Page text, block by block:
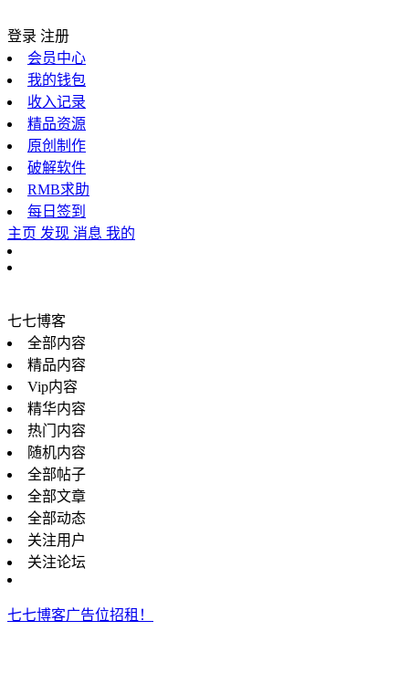
登录 注册
会员中心
我的钱包
收入记录
精品资源
原创制作
破解软件
RMB求助
每日签到
主页 发现 消息 我的
七七博客
全部内容
精品内容
Vip内容
精华内容
热门内容
随机内容
全部帖子
全部文章
全部动态
关注用户
关注论坛
七七博客广告位招租！